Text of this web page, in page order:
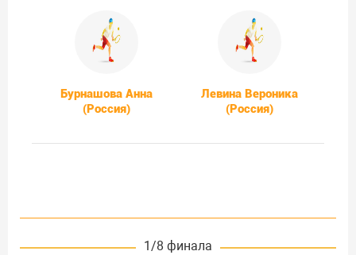
Бурнашова Анна
(Россия)
Левина Вероника
(Россия)
1/8 финала